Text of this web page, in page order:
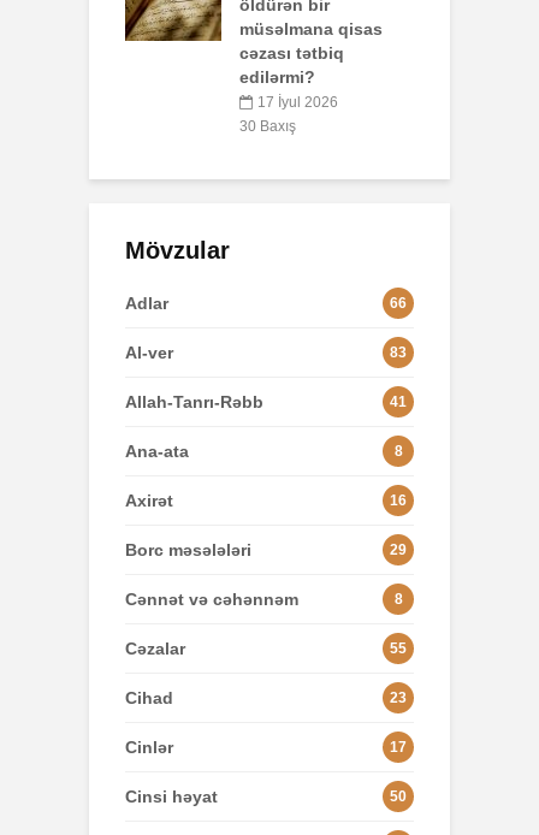
Mövzular
Adlar 66
Al-ver 83
Allah-Tanrı-Rəbb 41
Ana-ata 8
Axirət 16
Borc məsələləri 29
Cənnət və cəhənnəm 8
Cəzalar 55
Cihad 23
Cinlər 17
Cinsi həyat 50